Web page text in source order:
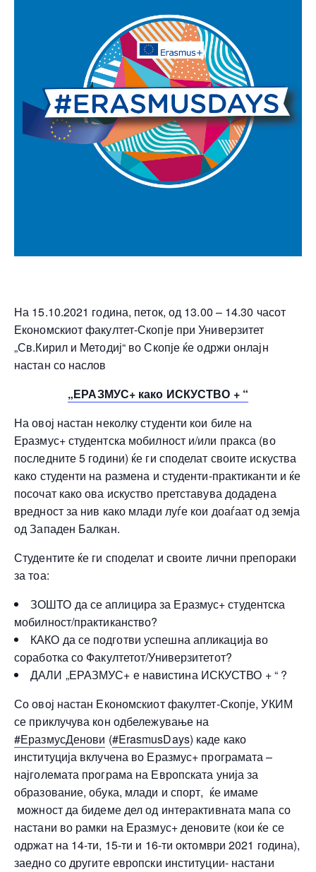
На 15.10.2021 година, петок, од 13.00 – 14.30 часот
Економскиот факултет-Скопје при Универзитет
„Св.Кирил и Методиј“ во Скопје ќе одржи онлајн
настан со наслов
„ЕРАЗМУС+ како ИСКУСТВО + “
На овој настан неколку студенти кои биле на
Еразмус+ студентска мобилност и/или пракса (во
последните 5 години) ќе ги споделат своите искуства
како студенти на размена и студенти-практиканти и ќе
посочат како ова искуство претставува додадена
вредност за нив како млади луѓе кои доаѓаат од земја
од Западен Балкан.
Студентите ќе ги споделат и своите лични препораки
за тоа:
ЗОШТО да се аплицира за Еразмус+ студентска
мобилност/практиканство?
КАКО да се подготви успешна апликација во
соработка со Факултетот/Универзитетот?
ДАЛИ „ЕРАЗМУС+ е навистина ИСКУСТВО + “ ?
Со овој настан Економскиот факултет-Скопје, УКИМ
се приклучува кон одбележување на
#ЕразмусДенови (#ErasmusDays) каде како
институција вклучена во Еразмус+ програмата –
најголемата програма на Европската унија за
образование, обука, млади и спорт, ќе имаме
можност да бидеме дел од интерактивната мапа со
настани во рамки на Еразмус+ деновите (кои ќе се
одржат на 14-ти, 15-ти и 16-ти октомври 2021 година),
заедно со другите европски институции- настани